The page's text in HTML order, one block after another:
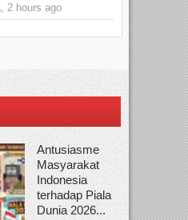
2 hours ago
Antusiasme
Masyarakat
Indonesia
terhadap Piala
Dunia 2026...